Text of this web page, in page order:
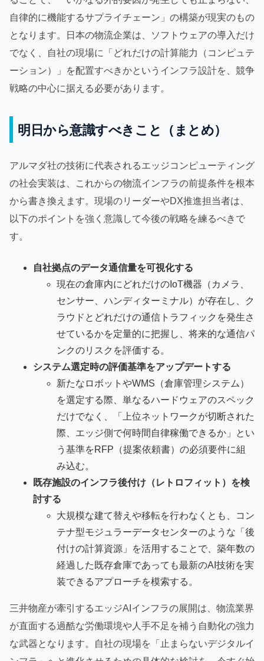
自律的に機能するサプライチェーン」の構築が現実のもの
となります。日本の物流企業は、ソフトウェアの導入だけ
でなく、自社の現場に「どれだけの計算能力（コンピュテ
ーション）」を配置すべきかというインフラ設計を、競争
戦略の中心に据える必要があります。
明日から意識すべきこと（まとめ）
アルマダ社の技術に代表されるエッジコンピューティング
の社会実装は、これからの物流インフラの前提条件を根本
から書き換えます。現場のリーダーやDX推進担当者は、
以下のポイントを強く意識して今後の戦略を練るべきで
す。
自社拠点のデータ通信量を可視化する
現在の倉庫内にどれだけのIoT機器（カメラ、
センサー、ハンディターミナル）が存在し、ク
ラウドとどれだけの通信トラフィックを発生さ
せているかを定量的に把握し、将来的な通信パ
ンクのリスクを評価する。
システム選定時の評価基準をアップデートする
新たなロボットやWMS（倉庫管理システム）
を選定する際、単なるハードウェアのスペック
だけでなく、「上位ネットワークが切断された
際、エッジ側で何時間自律稼働できるか」とい
う基準をRFP（提案依頼書）の必須要件に組
み込む。
既存施設のインフラ後付け（レトロフィット）を検
討する
大規模な建て替えや移転を行わなくとも、コン
テナ型モジュラーデータセンターのような「後
付けの計算資源」を活用することで、築年数の
経過した既存倉庫であっても最新のAI技術を実
装できるアプローチを模索する。
三井物産が牽引するエッジAIインフラの展開は、物流業界
が直面する過酷な労働環境や人手不足を補う自動化の強力
な武器となります。自社の現場を「止まらないデジタルイ